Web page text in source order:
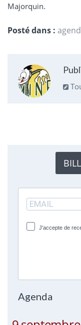
Majorquin.
Posté dans :
J'accepte de
Agenda